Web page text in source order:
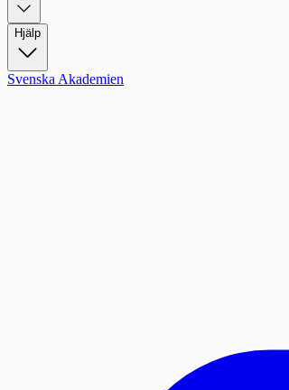
Hjälp
Svenska Akademien